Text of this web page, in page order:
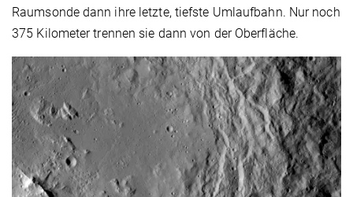
Raumsonde dann ihre letzte, tiefste Umlaufbahn. Nur noch
375 Kilometer trennen sie dann von der Oberfläche.